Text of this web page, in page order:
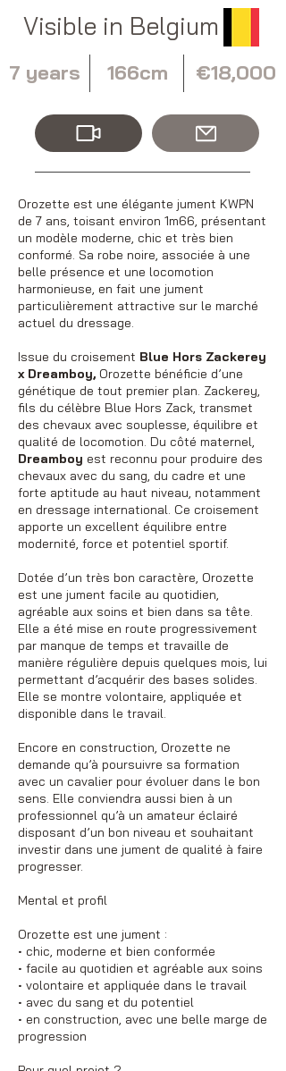
Visible in Belgium
7 years 166cm €18,000
Orozette est une élégante jument KWPN
de 7 ans, toisant environ 1m66, présentant
un modèle moderne, chic et très bien
conformé. Sa robe noire, associée à une
belle présence et une locomotion
harmonieuse, en fait une jument
particulièrement attractive sur le marché
actuel du dressage.
Issue du croisement Blue Hors Zackerey
x Dreamboy, Orozette bénéficie d’une
génétique de tout premier plan. Zackerey,
fils du célèbre Blue Hors Zack, transmet
des chevaux avec souplesse, équilibre et
qualité de locomotion. Du côté maternel,
Dreamboy est reconnu pour produire des
chevaux avec du sang, du cadre et une
forte aptitude au haut niveau, notamment
en dressage international. Ce croisement
apporte un excellent équilibre entre
modernité, force et potentiel sportif.
Dotée d’un très bon caractère, Orozette
est une jument facile au quotidien,
agréable aux soins et bien dans sa tête.
Elle a été mise en route progressivement
par manque de temps et travaille de
manière régulière depuis quelques mois, lui
permettant d’acquérir des bases solides.
Elle se montre volontaire, appliquée et
disponible dans le travail.
Encore en construction, Orozette ne
demande qu’à poursuivre sa formation
avec un cavalier pour évoluer dans le bon
sens. Elle conviendra aussi bien à un
professionnel qu’à un amateur éclairé
disposant d’un bon niveau et souhaitant
investir dans une jument de qualité à faire
progresser.
Mental et profil
Orozette est une jument :
• chic, moderne et bien conformée
• facile au quotidien et agréable aux soins
• volontaire et appliquée dans le travail
• avec du sang et du potentiel
• en construction, avec une belle marge de
progression